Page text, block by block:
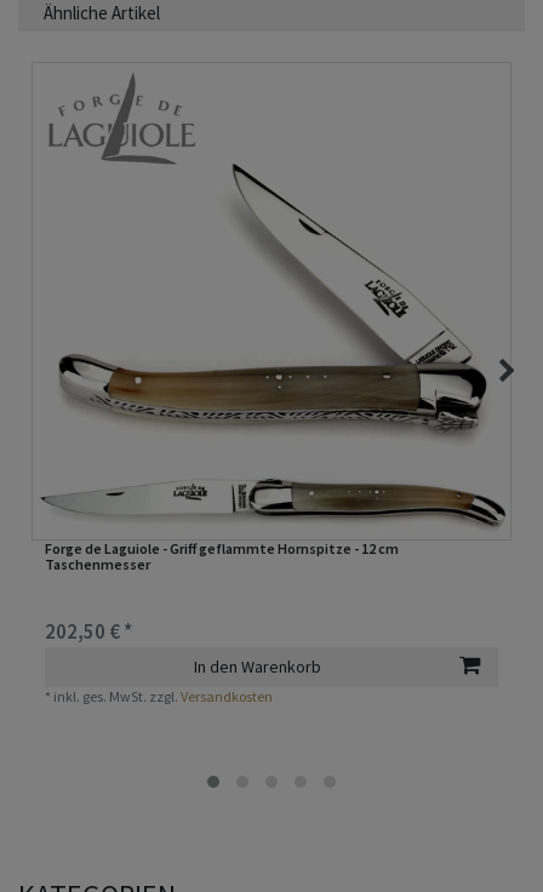
Ähnliche Artikel
Forge de Laguiole - Griff geflammte Hornspitze - 12 cm
Taschenmesser
202,50 € *
In den Warenkorb
* inkl. ges. MwSt. zzgl.Versandkosten